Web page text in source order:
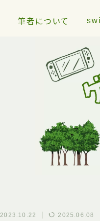
筆者について
2023.10.22 2025.06.08